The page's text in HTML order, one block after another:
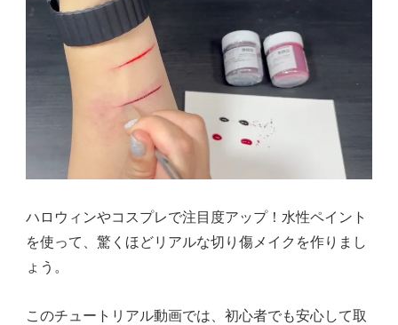
ハロウィンやコスプレで注目度アップ！水性ペイント
を使って、驚くほどリアルな切り傷メイクを作りまし
ょう。
このチュートリアル動画では、初心者でも安心して取